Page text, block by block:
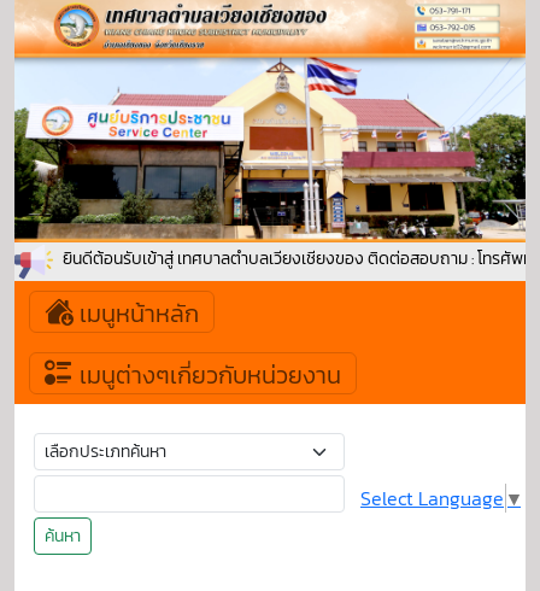
ยินดีต้อนรับเข้าสู่ เทศบาลตำบลเวียงเชียงของ ติดต่อสอบถาม : โทรศัพท์ :
เมนูหน้าหลัก
เมนูต่างๆเกี่ยวกับหน่วยงาน
ค้นหา
Select Language ▼